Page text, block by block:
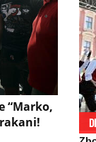
“Marko,